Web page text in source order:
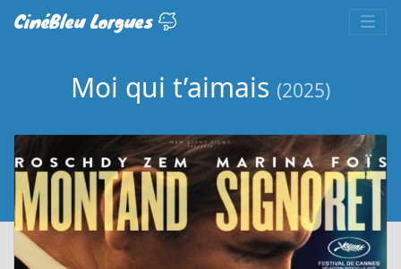
CinéBleu Lorgues
Moi qui t’aimais (2025)